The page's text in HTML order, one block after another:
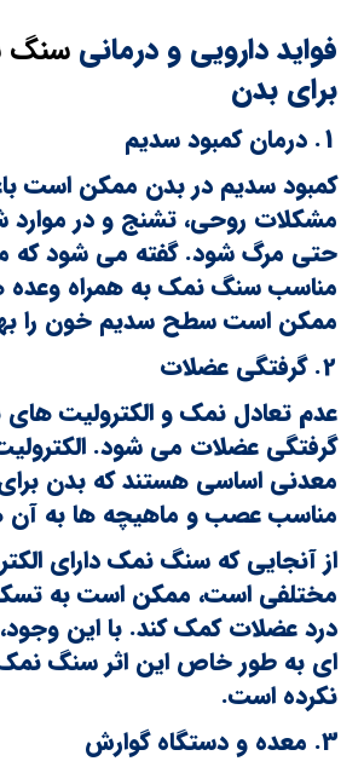
فواید دارویی و درمانی سنگ
برای بدن
1. درمان کمبود سدیم
کمبود سدیم در بدن ممکن است
مشکلات روحی، تشنج و در موارد
حتی مرگ شود. گفته می شود که
مناسب سنگ نمک به همراه وعده
ممکن است سطح سدیم خون را
2. گرفتگی عضلات
عدم تعادل نمک و الکترولیت
گرفتگی عضلات می شود.
معدنی اساسی هستند که بدن
مناسب عصب و ماهیچه ها به آن
از آنجایی که سنگ نمک دارای
مختلفی است، ممکن است به
درد عضلات کمک کند. با این
ای به طور خاص این اثر سنگ
نکرده است.
3. معده و دستگاه گوارش